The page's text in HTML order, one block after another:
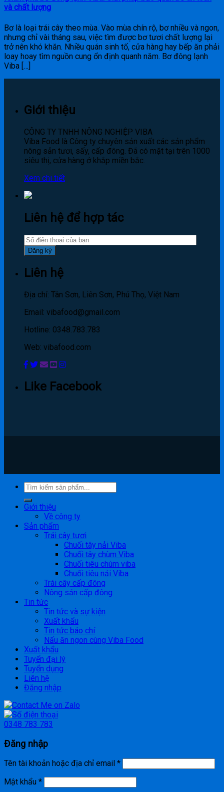
và chất lượng
Bơ là loại trái cây theo mùa. Vào mùa chín rộ, bơ nhiều và ngon,
nhưng chỉ vài tháng sau, việc tìm được bơ tươi chất lượng lại
trở nên khó khăn. Nhiều quán sinh tố, cửa hàng hay bếp ăn phải
loay hoay tìm nguồn cung ổn định quanh năm. Bơ đông lạnh
Viba […]
Giới thiệu
CÔNG TY TNHH NÔNG NGHIỆP VIBA
Viba Food là Công ty chuyên sản xuất các sản phẩm
nông sản tươi, sấy, cấp đông. Đã có mặt tại trên 1000
siêu thị, cửa hàng ở khắp miền bắc.
Xem chi tiết
Liên hệ để hợp tác
Liên hệ
Địa chỉ: Tân Sơn, Liên Sơn, Phú Thọ, Việt Nam
Email: vibafood@gmail.com
Hotline: 0348.783.783
Web: vibafood.com
Like Facebook
Giới thiệu
Về công ty
Sản phẩm
Trái cây tươi
Chuối tây nải Viba
Chuối tây chùm Viba
Chuối tiêu chùm viba
Chuối tiêu nải Viba
Trái cây cấp đông
Nông sản cấp đông
Tin tức
Tin tức và sự kiện
Xuất khẩu
Tin tức báo chí
Nấu ăn ngon cùng Viba Food
Xuất khẩu
Tuyển đại lý
Tuyển dụng
Liên hệ
Đăng nhập
0348 783 783
Đăng nhập
Tên tài khoản hoặc địa chỉ email *
Mật khẩu *